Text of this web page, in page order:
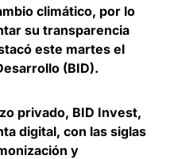
climático, por lo
su transparencia
este martes el
(BID).
privado, BID Invest,
digital, con las siglas
y